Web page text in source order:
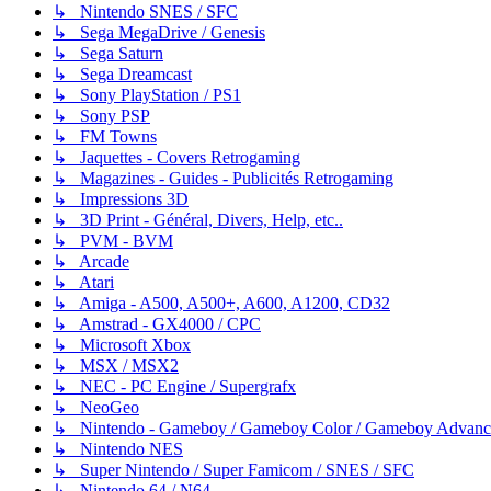
↳ Nintendo SNES / SFC
↳ Sega MegaDrive / Genesis
↳ Sega Saturn
↳ Sega Dreamcast
↳ Sony PlayStation / PS1
↳ Sony PSP
↳ FM Towns
↳ Jaquettes - Covers Retrogaming
↳ Magazines - Guides - Publicités Retrogaming
↳ Impressions 3D
↳ 3D Print - Général, Divers, Help, etc..
↳ PVM - BVM
↳ Arcade
↳ Atari
↳ Amiga - A500, A500+, A600, A1200, CD32
↳ Amstrad - GX4000 / CPC
↳ Microsoft Xbox
↳ MSX / MSX2
↳ NEC - PC Engine / Supergrafx
↳ NeoGeo
↳ Nintendo - Gameboy / Gameboy Color / Gameboy
↳ Nintendo NES
↳ Super Nintendo / Super Famicom / SNES / SFC